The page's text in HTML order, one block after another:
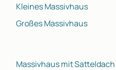
Kleines Massivhaus
Großes Massivhaus
Massivhaus mit Satteldach